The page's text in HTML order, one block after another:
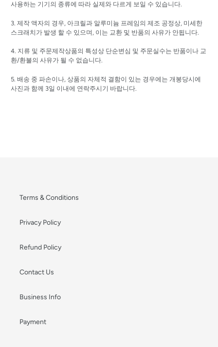
사용하는 기기의 종류에 따라 실제와 다르게 보일 수 있습니다.
3. 제작 액자의 경우, 아크릴과 알루미늄 프레임의 제조 공정상, 미세한
스크래치가 발생 할 수 있으며, 이는 교환 및 반품의 사유가 안됩니다.
4. 지류 및 주문제작상품의 특성상 단순변심 및 주문실수는 반품이나 교
환/환불의 사유가 될 수 없습니다.
5. 배송 중 파손이나, 상품의 자체적 결함이 있는 경우에는 개봉당시에
사진과 함께 3일 이내에 연락주시기 바랍니다.
Terms & Conditions
Privacy Policy
Refund Policy
Contact Us
Business Info
Payment